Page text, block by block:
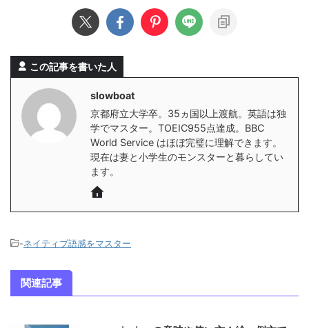
この記事を書いた人
slowboat
京都府立大学卒。35ヵ国以上渡航。英語は独
学でマスター。TOEIC955点達成。BBC
World Service はほぼ完璧に理解できます。
現在は妻と小学生のモンスターと暮らしてい
ます。
-ネイティブ語感をマスター
関連記事